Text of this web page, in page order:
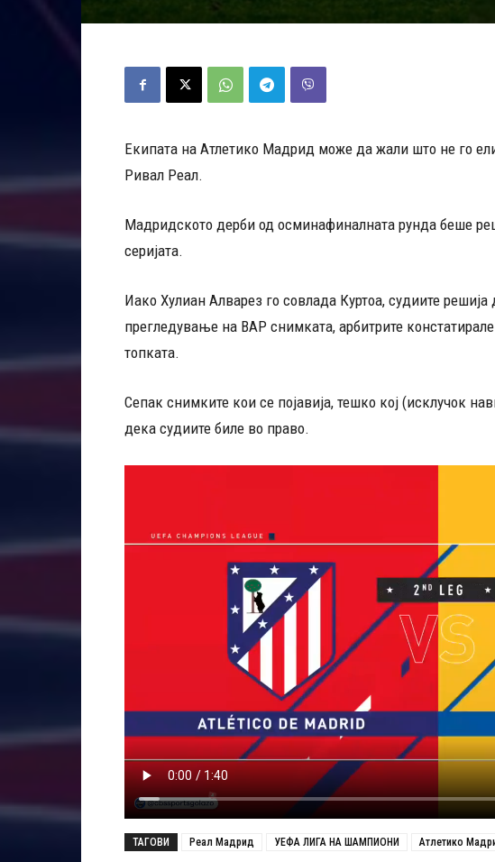
Екипата на Атлетико Мадрид може да жали што не го
Ривал Реал.
Мадридското дерби од осминафиналната рунда беше
серијата.
Иако Хулиан Алварез го совлада Куртоа, судиите
прегледување на ВАР снимката, арбитрите
топката.
Сепак снимките кои се појавија, тешко кој (исклучок
дека судиите биле во право.
ТАГОВИ Реал Мадрид УЕФА ЛИГА НА ШАМПИОНИ Атлетико